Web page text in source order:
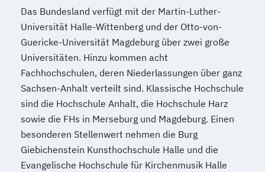
Pädagogik Bildungsberatung und Leitung
Robotics (DE/EN) Social Media
Softwareentwicklung (DE/EN)
Soziale Arbeit
Soziale Arbeit Schwerpunkt Kinder und
Jugendliche
Sozialmanagement
Sozialpädagogik und Inklusion
Supply Chain Management
Das Bundesland verfügt mit der Martin-Luther-
Universität Halle-Wittenberg und der Otto-von-
Guericke-Universität Magdeburg über zwei große
Universitäten. Hinzu kommen acht
Fachhochschulen, deren Niederlassungen über ganz
Sachsen-Anhalt verteilt sind. Klassische Hochschule
sind die Hochschule Anhalt, die Hochschule Harz
sowie die FHs in Merseburg und Magdeburg. Einen
besonderen Stellenwert nehmen die Burg
Giebichenstein Kunsthochschule Halle und die
Evangelische Hochschule für Kirchenmusik Halle